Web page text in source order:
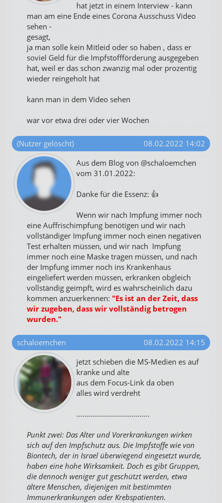
hat jetzt in einem Interview - kann
man am eine Ende eines Corona Ausschuss Video
sehen -
gesagt,
ja man solle kein Mitleid oder so haben , dass er
soviel Geld für die Impfstoffförderung ausgegeben
hat, weil er das schon zwanzig mal oder prozentig
wieder reingeholt hat
kann man in dem Video sehen
war vor etwa drei oder vier Wochen
(Nutzer gelöscht)
08.02.2022 14:02
Aus dem Blog von @schaloemchen
vom 31.01.2022:
Danke für die Essenz: 👍
Wenn wir nach Impfung immer noch
eine Auffrischimpfung benötigen und wir nach
vollständiger Impfung immer noch einen negativen
Test erhalten müssen, und wir nach Impfung
immer noch eine Maske tragen müssen, und nach
der Impfung immer noch ins Krankenhaus
eingeliefert werden müssen, erkranken obgleich
vollständig geimpft, wird es wahrscheinlich dazu
kommen anzuerkennen: "Es ist an der Zeit, dass
wir zugeben, dass wir vollständig betrogen
wurden."
schaloemchen
08.02.2022 14:15
jetzt schieben die MS-Medien es auf
kranke und alte
aus dem Focus-Link da oben
alles wird verdreht
.....................................
Punkt zwei: Das Alter und Vorerkrankungen wirken
sich auf den Impfschutz aus. Die Impfstoffe wie von
Biontech, der in Israel überwiegend eingesetzt wurde,
haben eine hohe Wirksamkeit. Doch es gibt Gruppen,
die dennoch weniger gut geschützt werden, etwa
ältere Menschen, diejenigen mit bestimmten
Immunerkrankungen oder Krebspatienten.